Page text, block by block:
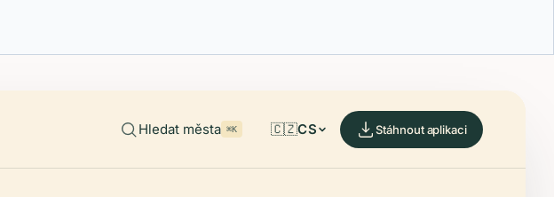
Hledat města ⌘K 🇨🇿CS Stáhnout aplikaci